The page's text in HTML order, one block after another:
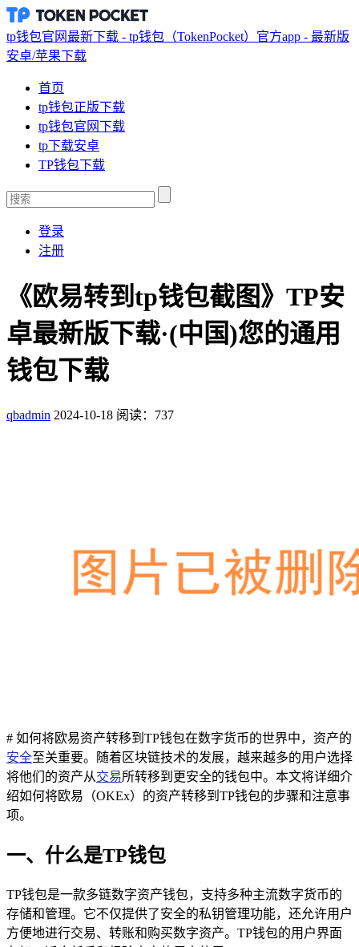
tp钱包官网最新下载 - tp钱包（TokenPocket）官方app - 最新版
安卓/苹果下载
首页
tp钱包正版下载
tp钱包官网下载
tp下载安卓
TP钱包下载
登录
注册
《欧易转到tp钱包截图》TP安
卓最新版下载·(中国)您的通用
钱包下载
qbadmin 2024-10-18 阅读：737
# 如何将欧易资产转移到TP钱包在数字货币的世界中，资产的
安全至关重要。随着区块链技术的发展，越来越多的用户选择
将他们的资产从交易所转移到更安全的钱包中。本文将详细介
绍如何将欧易（OKEx）的资产转移到TP钱包的步骤和注意事
项。
一、什么是TP钱包
TP钱包是一款多链数字资产钱包，支持多种主流数字货币的
存储和管理。它不仅提供了安全的私钥管理功能，还允许用户
方便地进行交易、转账和购买数字资产。TP钱包的用户界面